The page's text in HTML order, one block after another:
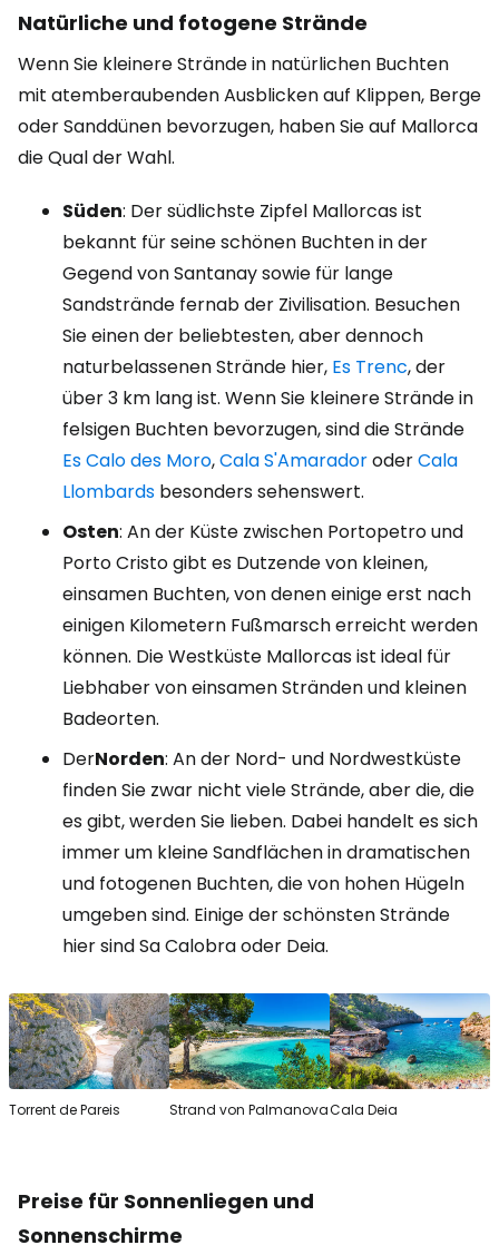
Natürliche und fotogene Strände
Wenn Sie kleinere Strände in natürlichen Buchten
mit atemberaubenden Ausblicken auf Klippen, Berge
oder Sanddünen bevorzugen, haben Sie auf Mallorca
die Qual der Wahl.
Süden: Der südlichste Zipfel Mallorcas ist
bekannt für seine schönen Buchten in der
Gegend von Santanay sowie für lange
Sandstrände fernab der Zivilisation. Besuchen
Sie einen der beliebtesten, aber dennoch
naturbelassenen Strände hier, Es Trenc, der
über 3 km lang ist. Wenn Sie kleinere Strände in
felsigen Buchten bevorzugen, sind die Strände
Es Calo des Moro,Cala S'AmaradoroderCala
Llombards besonders sehenswert.
Osten: An der Küste zwischen Portopetro und
Porto Cristo gibt es Dutzende von kleinen,
einsamen Buchten, von denen einige erst nach
einigen Kilometern Fußmarsch erreicht werden
können. Die Westküste Mallorcas ist ideal für
Liebhaber von einsamen Stränden und kleinen
Badeorten.
DerNorden: An der Nord- und Nordwestküste
finden Sie zwar nicht viele Strände, aber die, die
es gibt, werden Sie lieben. Dabei handelt es sich
immer um kleine Sandflächen in dramatischen
und fotogenen Buchten, die von hohen Hügeln
umgeben sind. Einige der schönsten Strände
hier sind Sa Calobra oder Deia.
Torrent de Pareis Strand von PalmanovaCala Deia
Preise für Sonnenliegen und
Sonnenschirme